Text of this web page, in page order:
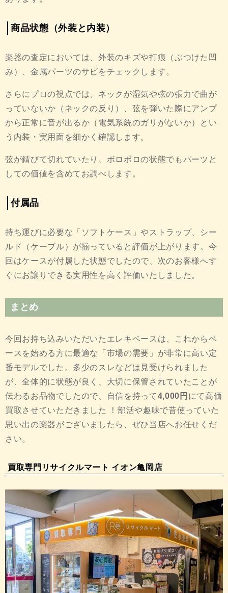
商品状態（外装と内装）
楽器の査定においては、外装のキズや打痕（ぶつけた凹
み）、金属パーツのサビをチェックします。
さらにプロの視点では、ネックが湿気や弦の張力で曲が
っていないか（ネックの反り）、弦を弾いた際にアンプ
から正常に音が出るか（電気系統のガリがないか）とい
う内装・実用面を細かく確認します。
弦が錆びて切れていたり、ボロボロの状態でもパーツと
しての価値を含めてお調べします。
付属品
持ち運びに必要な「ソフトケース」やストラップ、シー
ルド（ケーブル）が揃っていると評価が上がります。今
回はケースが付属した状態でしたので、次のお客様へす
ぐにお譲りできる実用性を高く評価いたしました。
まとめ
今回お持ち込みいただいたエレキベースは、これからベ
ースを始める方に最適な「市場の需要」が非常に高い定
番モデルでした。多少のスレなどは見受けられました
が、全体的に状態が良く、大切に保管されていたことが
伝わるお品物でしたので、自信を持って4,000円 にて高価
買取させていただきました
！部活や趣味で昔使っていた
思い出の楽器がございましたら、ぜひ当店へお任せくだ
さい。
買取専門リサイクルマート イオン亀岡店